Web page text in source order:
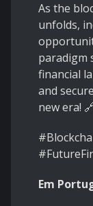
As the
unfolds,
paradigm
financial
and
new era!
Em